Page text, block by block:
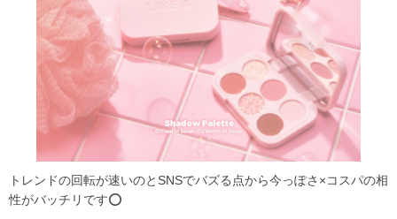
トレンドの回転が速いのとSNSでバズる点から今っぽさ×コスパの相
性がバッチリです⭕️